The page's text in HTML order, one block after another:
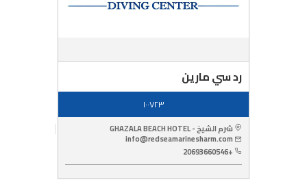
رد سي مارين
١٠٠٧٢٣
شرم الشيخ - GHAZALA BEACH HOTEL
info@redseamarinesharm.com
+20693660546